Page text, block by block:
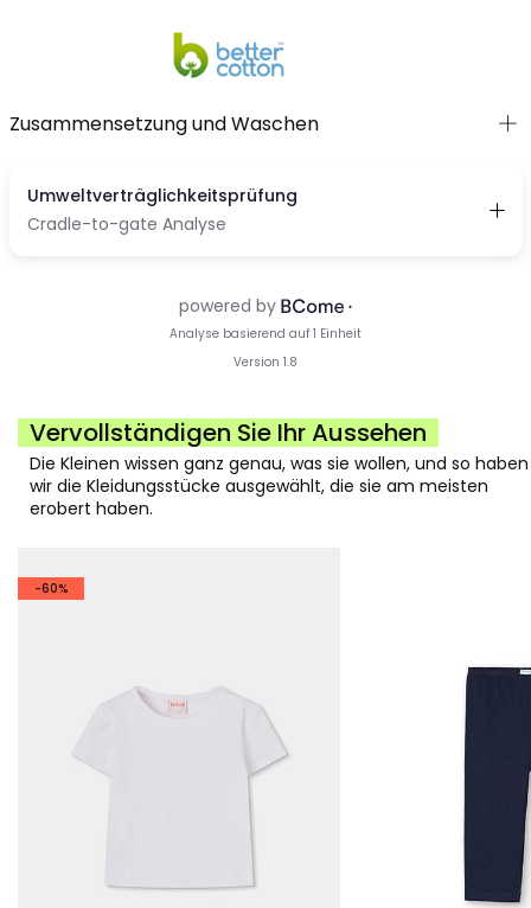
Zusammensetzung und Waschen
Vervollständigen Sie Ihr Aussehen
Die Kleinen wissen ganz genau, was sie wollen, und so haben
wir die Kleidungsstücke ausgewählt, die sie am meisten
erobert haben.
-60%